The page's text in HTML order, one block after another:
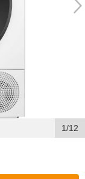
1/12